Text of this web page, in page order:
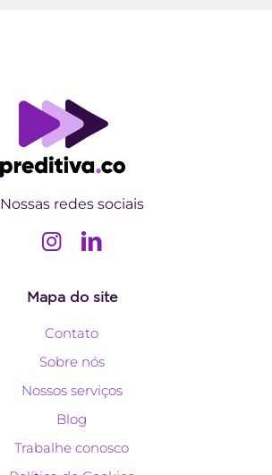
Nossas redes sociais
Mapa do site
Contato
Sobre nós
Nossos serviços
Blog
Trabalhe conosco